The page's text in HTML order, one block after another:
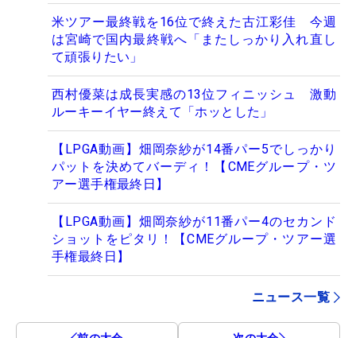
米ツアー最終戦を16位で終えた古江彩佳 今週
は宮崎で国内最終戦へ「またしっかり入れ直し
て頑張りたい」
西村優菜は成長実感の13位フィニッシュ 激動
ルーキーイヤー終えて「ホッとした」
【LPGA動画】畑岡奈紗が14番パー5でしっかり
パットを決めてバーディ！【CMEグループ・ツ
アー選手権最終日】
【LPGA動画】畑岡奈紗が11番パー4のセカンド
ショットをピタリ！【CMEグループ・ツアー選
手権最終日】
ニュース一覧